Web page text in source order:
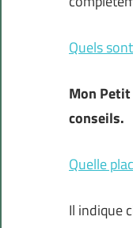
Quels
Mon
conseils.
Quelle
Il indique